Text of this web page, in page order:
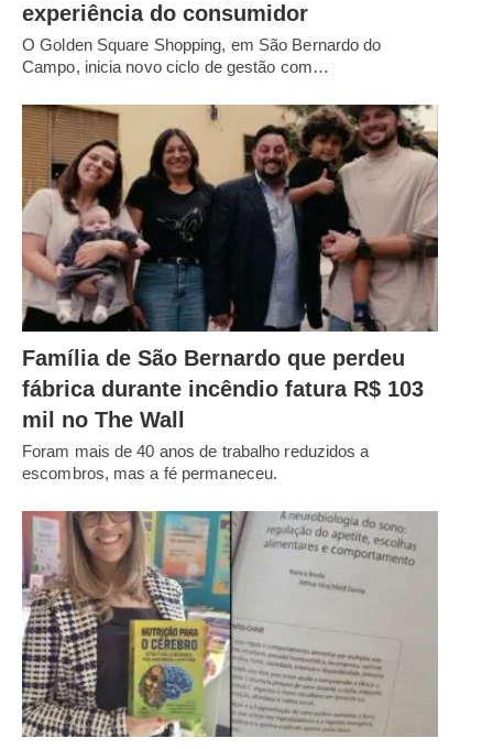
experiência do consumidor
O Golden Square Shopping, em São Bernardo do
Campo, inicia novo ciclo de gestão com…
Família de São Bernardo que perdeu
fábrica durante incêndio fatura R$ 103
mil no The Wall
Foram mais de 40 anos de trabalho reduzidos a
escombros, mas a fé permaneceu.